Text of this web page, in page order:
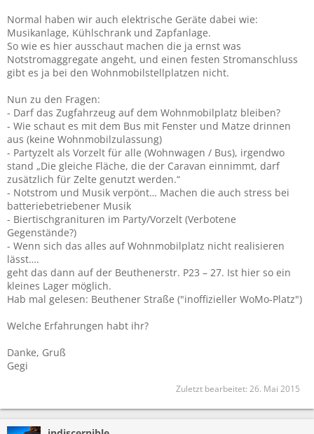
Normal haben wir auch elektrische Geräte dabei wie:
Musikanlage, Kühlschrank und Zapfanlage.
So wie es hier ausschaut machen die ja ernst was
Notstromaggregate angeht, und einen festen Stromanschluss
gibt es ja bei den Wohnmobilstellplatzen nicht.
Nun zu den Fragen:
- Darf das Zugfahrzeug auf dem Wohnmobilplatz bleiben?
- Wie schaut es mit dem Bus mit Fenster und Matze drinnen
aus (keine Wohnmobilzulassung)
- Partyzelt als Vorzelt für alle (Wohnwagen / Bus), irgendwo
stand „Die gleiche Fläche, die der Caravan einnimmt, darf
zusätzlich für Zelte genutzt werden.“
- Notstrom und Musik verpönt… Machen die auch stress bei
batteriebetriebener Musik
- Biertischgranituren im Party/Vorzelt (Verbotene
Gegenstände?)
- Wenn sich das alles auf Wohnmobilplatz nicht realisieren
lässt….
geht das dann auf der Beuthenerstr. P23 – 27. Ist hier so ein
kleines Lager möglich.
Hab mal gelesen: Beuthener Straße ("inoffizieller WoMo-Platz")
Welche Erfahrungen habt ihr?
Danke, Gruß
Gegi
Zuletzt bearbeitet: 26. Mai 2015